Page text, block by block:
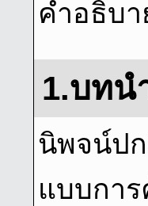
คําอธิบ
1.บทนํ
นิพจน์ป
แบบกา